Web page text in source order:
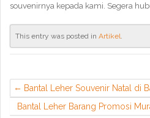
souvenirnya kepada kami. Segera
This entry was posted in Artikel.
Bantal Leher Souvenir Natal di
Bantal Leher Barang Promosi